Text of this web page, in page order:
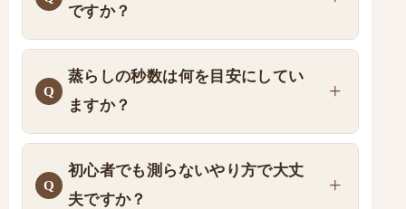
ですか？
蒸らしの秒数は何を目安にしてい
ますか？
初心者でも測らないやり方で大丈
夫ですか？